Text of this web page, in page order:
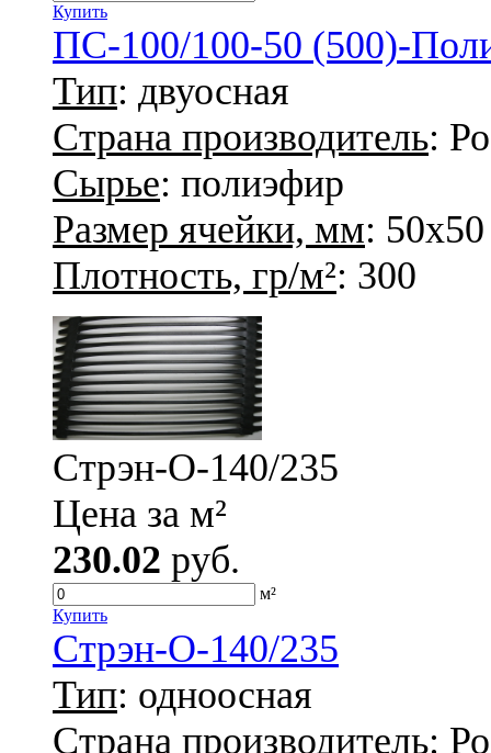
Купить
ПС-100/100-50 (500)-
Тип: двуосная
Страна производитель:
Сырье: полиэфир
Размер ячейки, мм: 50х50
Плотность, гр/м²: 300
Стрэн-О-140/235
Цена за м²
230.02 руб.
м²
Купить
Стрэн-О-140/235
Тип: одноосная
Страна производитель: